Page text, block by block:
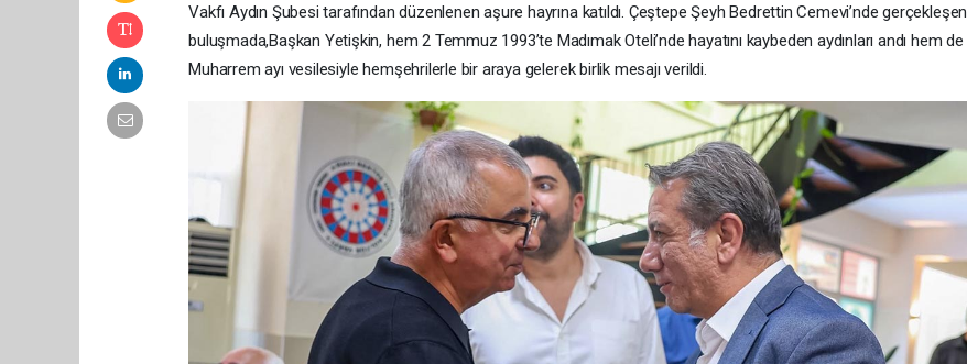
Vakfı Aydın Şubesi tarafından düzenlenen aşure hayrına katıldı. Çeştepe Şeyh Bedrettin Cemevi’nde gerçekleşen
buluşmada,Başkan Yetişkin, hem 2 Temmuz 1993’te Madımak Oteli’nde hayatını kaybeden aydınları andı hem de
Muharrem ayı vesilesiyle hemşehrilerle bir araya gelerek birlik mesajı verildi.